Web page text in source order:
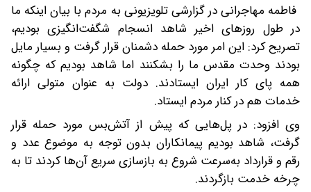
فاطمه مهاجرانی در گزارشی تلویزیونی به مردم با بیان اینکه ما
در طول روزهای اخیر شاهد انسجام شگفت‌انگیزی بودیم،
تصریح کرد: این امر مورد حمله دشمنان قرار گرفت و بسیار مایل
بودند وحدت مقدس ما را بشکنند اما شاهد بودیم که چگونه
همه پای کار ایران ایستادند. دولت به عنوان متولی ارائه
خدمات هم در کنار مردم ایستاد.
وی افزود: در پل‌هایی که پیش از آتش‌بس مورد حمله قرار
گرفت، شاهد بودیم پیمانکاران بدون توجه به موضوع عدد و
رقم و قرارداد به‌سرعت شروع به بازسازی سریع آن‌ها کردند تا به
چرخه خدمت بازگردند.